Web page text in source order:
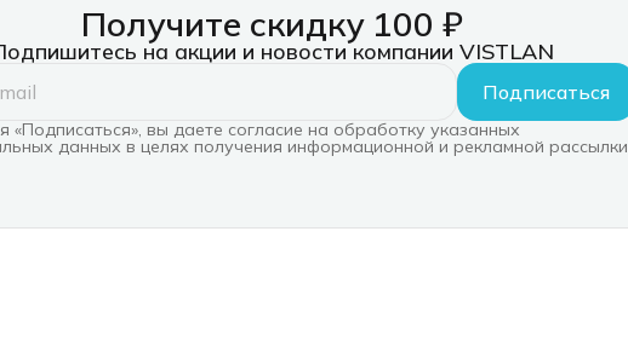
Получите скидку 100 ₽
на акции и новости компании VISTLAN
Подписаться
«Подписаться», вы даете согласие на обработку указанных
данных в целях получения информационной и рекламной рассылки